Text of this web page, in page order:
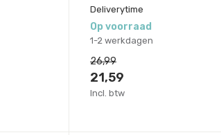
Deliverytime
Op voorraad
1-2 werkdagen
26,99
21,59
Incl. btw